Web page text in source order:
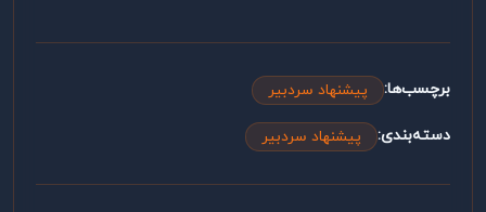
برچسب‌ها: پیشنهاد سردبیر
دسته‌بندی: پیشنهاد سردبیر